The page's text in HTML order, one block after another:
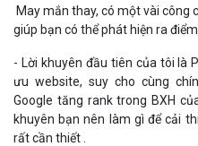
May mắn thay, có một vài công
giúp bạn có thể phát hiện ra
- Lời khuyên đầu tiên của tôi là
ưu website, suy cho cùng
Google tăng rank trong BXH
khuyên bạn nên làm gì để cải
rất cần thiết .